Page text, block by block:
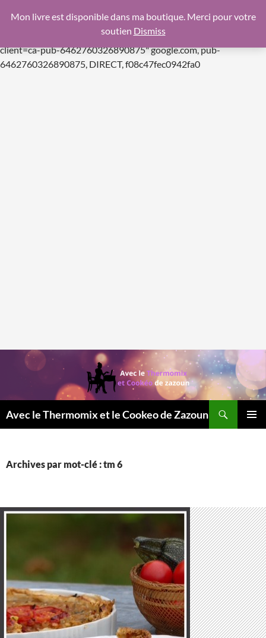
f08c47fec0942fa0
https://pagead2.googlesyndication.com/pagead/js/
client=ca-pub-6462760326890875"google.com, pub-
6462760326890875, DIRECT, f08c47fec0942fa0Aller
Avec le Thermomix et le Cookeo de Zazoun
Archives par mot-clé : tm 6
Mon livre est disponible dans ma boutique. Merci pour votre
soutien Dismiss